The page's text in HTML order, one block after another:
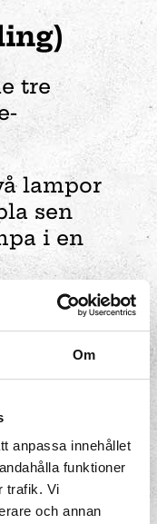
Om
anpassa innehållet
funktioner
trafik. Vi
och annan
tre
lampor
sen
i en
Jämför!